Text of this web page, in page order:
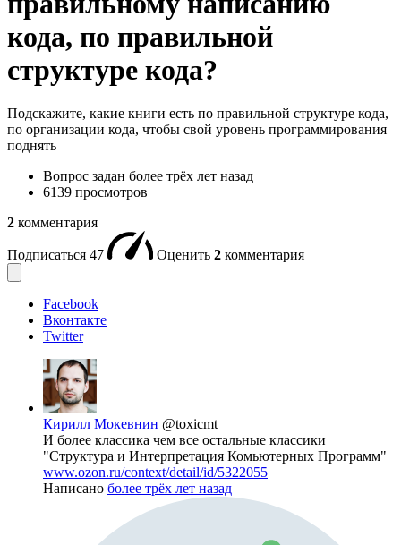
кода, по правильной
структуре кода?
Подскажите, какие книги есть по правильной структуре кода,
по организации кода, чтобы свой уровень программирования
поднять
Вопрос задан более трёх лет назад
6139 просмотров
2 комментария
Подписаться 47 Оценить 2 комментария
Facebook
Вконтакте
Twitter
Кирилл Мокевнин @toxicmt
И более классика чем все остальные классики
"Структура и Интерпретация Комьютерных Программ"
www.ozon.ru/context/detail/id/5322055
Написано более трёх лет назад